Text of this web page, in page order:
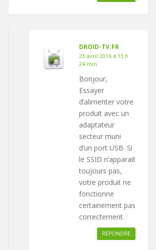
DROID-TV.FR
23 avril 2016 à 13 h
24 min
Bonjour,
Essayer
d’alimenter votre
produit avec un
adaptateur
secteur muni
d’un port USB. Si
le SSID n’apparait
toujours pas,
votre produit ne
fonctionne
certainement pas
correctement.
RÉPONDRE